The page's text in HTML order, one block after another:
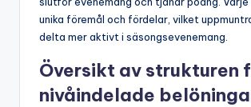
unika föremål och fördelar, vilket
delta mer aktivt i säsongsevenemang.
Översikt av strukturen
nivåindelade